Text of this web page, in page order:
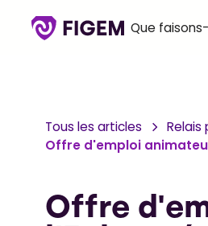
Que
Tous les articles
Relais
Offre d'emploi
Offre